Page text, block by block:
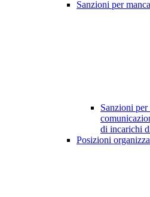
Sanzioni per
Sanzioni per
di incarichi
Posizioni